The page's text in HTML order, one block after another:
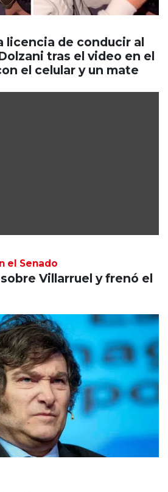
licencia de conducir al
tras el video en el
el celular y un mate
el Senado
Villarruel y frenó el